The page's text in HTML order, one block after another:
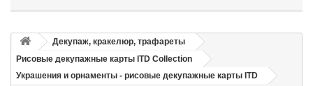
Декупаж, кракелюр, трафареты
Рисовые декупажные карты ITD Collection
Украшения и орнаменты - рисовые декупажные карты ITD